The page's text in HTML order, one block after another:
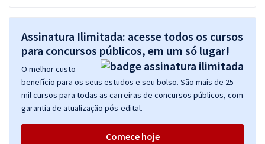
Assinatura Ilimitada: acesse todos os cursos
para concursos públicos, em um só lugar!
O melhor custo
benefício para os seus estudos e seu bolso. São mais de 25
mil cursos para todas as carreiras de concursos públicos, com
garantia de atualização pós-edital.
Comece hoje